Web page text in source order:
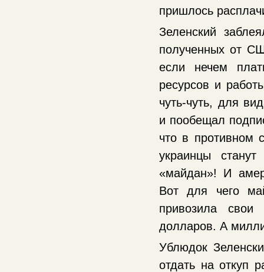
пришлось
Зеленский
полученных от
если нечем
ресурсов и
чуть-чуть, для
и пообещал
что в противном
украинцы
«майдан»! И
Вот для чего
привозила
долларов. А
Ублюдок
отдать на откуп